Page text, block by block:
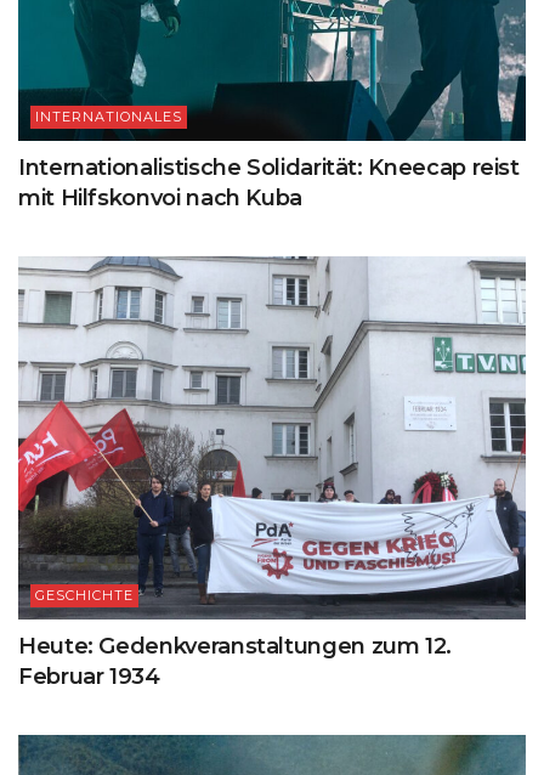
INTERNATIONALES
Internationalistische Solidarität: Kneecap reist
mit Hilfskonvoi nach Kuba
GESCHICHTE
Heute: Gedenkveranstaltungen zum 12.
Februar 1934